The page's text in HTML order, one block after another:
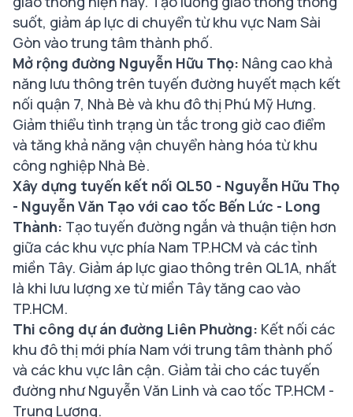
suốt, giảm áp lực di chuyển từ khu vực Nam Sài
Gòn vào trung tâm thành phố.
Mở rộng đường Nguyễn Hữu Thọ: Nâng cao khả
năng lưu thông trên tuyến đường huyết mạch kết
nối quận 7, Nhà Bè và khu đô thị Phú Mỹ Hưng.
Giảm thiểu tình trạng ùn tắc trong giờ cao điểm
và tăng khả năng vận chuyển hàng hóa từ khu
công nghiệp Nhà Bè.
Xây dựng tuyến kết nối QL50 - Nguyễn Hữu Thọ
- Nguyễn Văn Tạo với cao tốc Bến Lức - Long
Thành: Tạo tuyến đường ngắn và thuận tiện hơn
giữa các khu vực phía Nam TP.HCM và các tỉnh
miền Tây. Giảm áp lực giao thông trên QL1A, nhất
là khi lưu lượng xe từ miền Tây tăng cao vào
TP.HCM.
Thi công dự án đường Liên Phường: Kết nối các
khu đô thị mới phía Nam với trung tâm thành phố
và các khu vực lân cận. Giảm tải cho các tuyến
đường như Nguyễn Văn Linh và cao tốc TP.HCM -
Trung Lương.